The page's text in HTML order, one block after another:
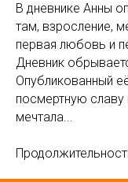
В дневнике Анны
там, взросление,
первая любовь и
Дневник
Опубликованный
посмертную славу
мечтала...